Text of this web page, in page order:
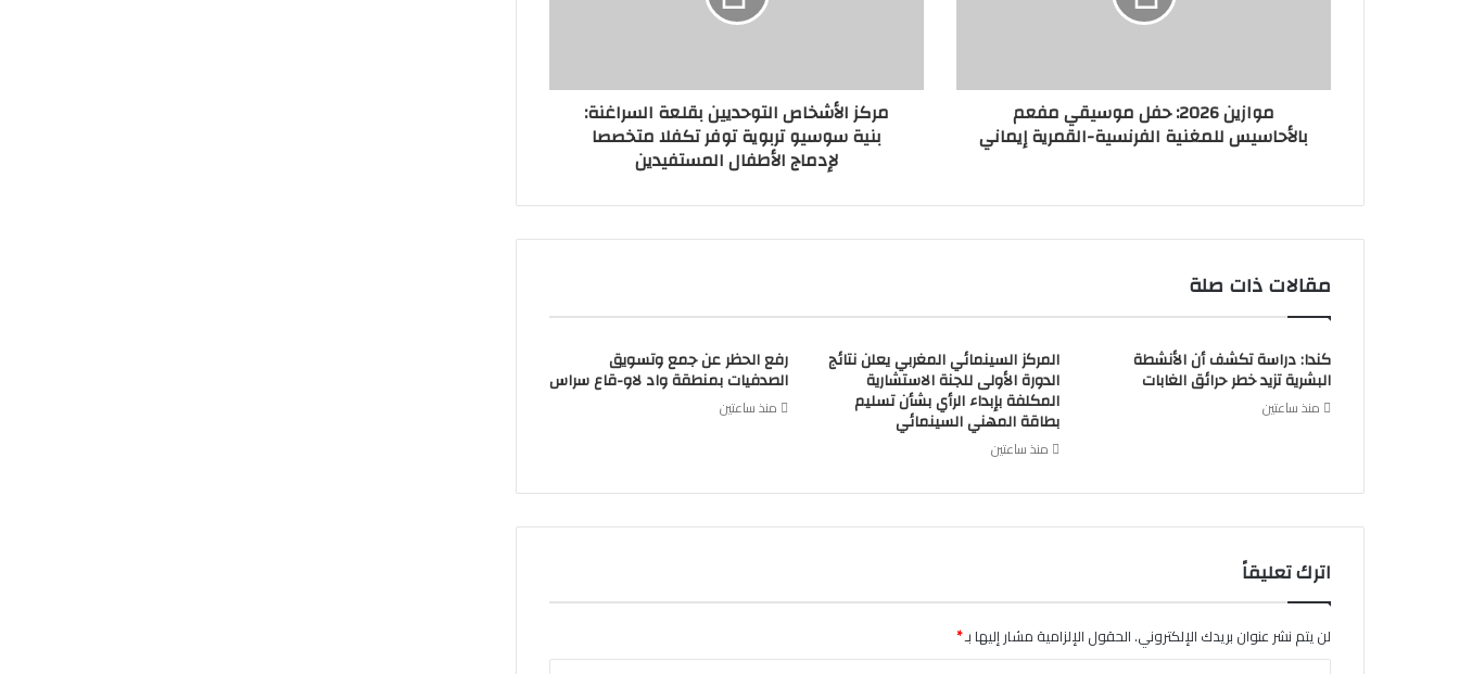
موازين 2026: حفل موسيقي مفعم
بالأحاسيس للمغنية الفرنسية-القمرية إيماني
مركز الأشخاص التوحديين بقلعة السراغنة:
بنية سوسيو تربوية توفر تكفلا متخصصا
لإدماج الأطفال المستفيدين
مقالات ذات صلة
كندا: دراسة تكشف أن الأنشطة
البشرية تزيد خطر حرائق الغابات
منذ ساعتين
المركز السينمائي المغربي يعلن نتائج
الدورة الأولى للجنة الاستشارية
المكلفة بإبداء الرأي بشأن تسليم
بطاقة المهني السينمائي
منذ ساعتين
رفع الحظر عن جمع وتسويق
الصدفيات بمنطقة واد لاو-قاع سراس
منذ ساعتين
اترك تعليقاً
لن يتم نشر عنوان بريدك الإلكتروني.الحقول الإلزامية مشار إليها بـ*